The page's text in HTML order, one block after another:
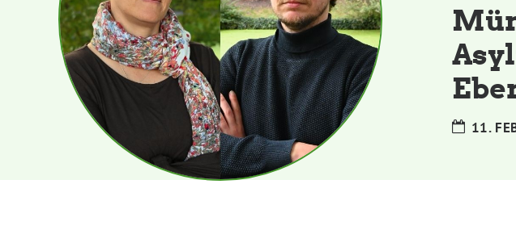
11.